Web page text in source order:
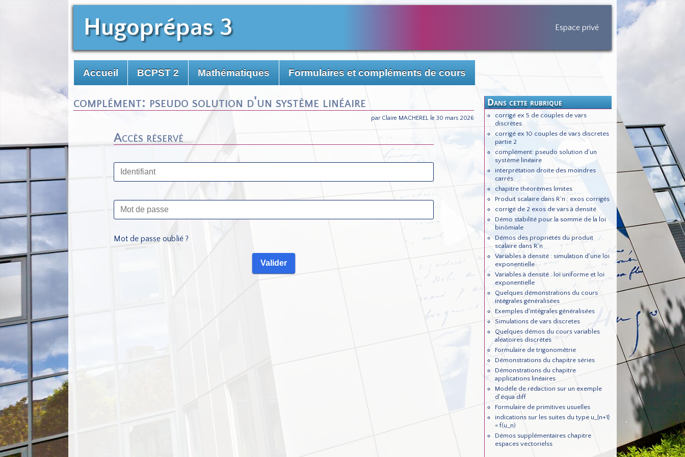
Hugoprépas 3 Espace privé
Accueil BCPST 2 Mathématiques Formulaires et compléments de cours
Dans cette rubrique
corrigé ex 5 de couples de vars
discrètes
corrigé ex 10 couples de vars discretes
partie 2
complément: pseudo solution d'un
système linéaire
interprétation droite des moindres
carrés
chapitre théorèmes limites
Produit scalaire dans R^n : exos corrigés
corrigé de 2 exos de vars à densité
Démo stabilité pour la somme de la loi
binômiale
Démos des propriétés du produit
scalaire dans R^n
Variables à densité : simulation d'une loi
exponentielle
Variables à densité : loi uniforme et loi
exponentielle
Quelques démonstrations du cours
intégrales généralisées
Exemples d'intégrales généralisées
Simulations de vars discretes
Quelques démos du cours variables
aléatoires discrètes
Formulaire de trigonométrie
Démonstrations du chapitre séries
Démonstrations du chapitre
applications linéaires
Modéle de rédaction sur un exemple
d'équa diff
Formulaire de primitives usuelles
indications sur les suites du type u_{n+1}
= f(u_n)
Démos supplémentaires chapitre
espaces vectorielss
complément: pseudo solution d'un système linéaire
par Claire MACHEREL le 30 mars 2026
Accès réservé
Mot de passe oublié ?